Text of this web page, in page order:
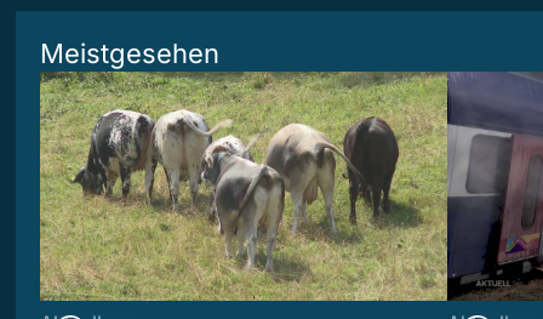
Meistgesehen